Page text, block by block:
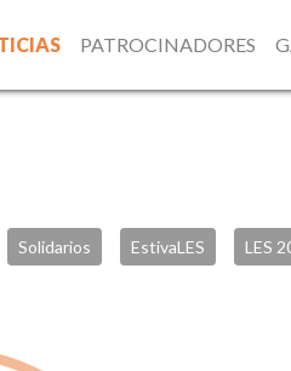
PATROCINADORES
Solidarios EstivaLES LES